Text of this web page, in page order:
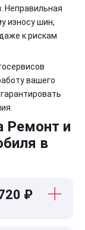
Неправильная
износу шин,
к рискам
вашего
Ремонт и
в
₽